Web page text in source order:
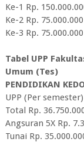
Ke-1 Rp.
Ke-2 Rp. 75.000.000
Ke-3 Rp. 75.000.000
Tabel UPP
Umum (Tes)
PENDIDIKAN
UPP (Per semester)
Total Rp.
Angsuran 5X Rp.
Tunai Rp.